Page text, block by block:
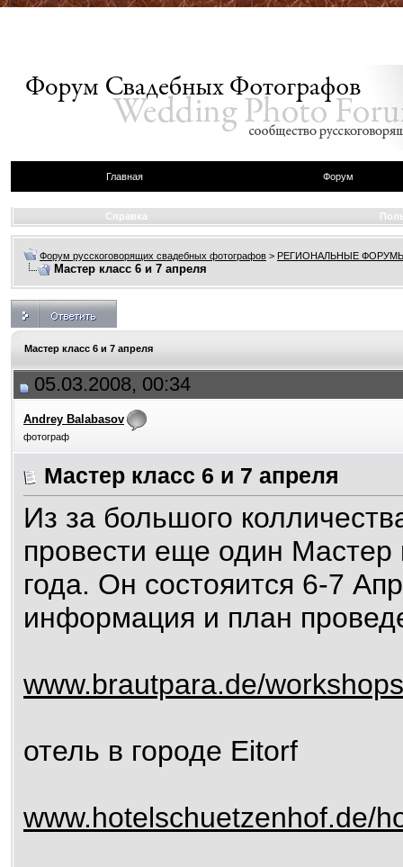
Главная Форум
Справка
Форум русскоговорящих свадебных фотографов > РЕГИОНАЛЬНЫЕ
Мастер класс 6 и 7 апреля
Мастер класс 6 и 7 апреля
05.03.2008, 00:34
Andrey Balabasov
фотограф
Мастер класс 6 и 7 апреля
Из за большого
провести еще один Мастер
года. Он состояится 6-7
информация и план
www.brautpara.de/
отель в городе Eitorf
www.hotelschuetzenhof.de/